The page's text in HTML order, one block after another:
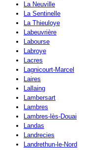
La Neuville
La Sentinelle
La Thieuloye
Labeuvrière
Labourse
Labroye
Lacres
Lagnicourt-Marcel
Laires
Lallaing
Lambersart
Lambres
Lambres-lès-Douai
Landas
Landrecies
Landrethun-le-Nord